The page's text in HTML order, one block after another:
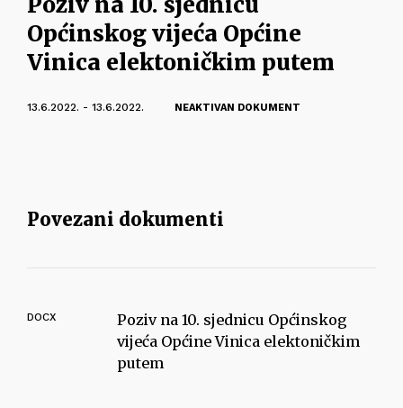
Općinskog vijeća Općine
Vinica elektoničkim putem
13.6.2022. - 13.6.2022. NEAKTIVAN DOKUMENT
Povezani dokumenti
DOCX
Poziv na 10. sjednicu Općinskog
vijeća Općine Vinica elektoničkim
putem